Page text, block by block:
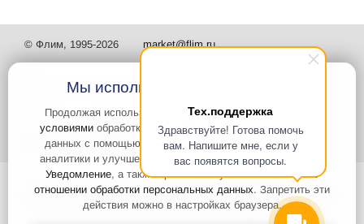
Тех.поддержка
Здравствуйте! Готова помочь
вам. Напишите мне, если у
вас появятся вопросы.
© Флим, 1995-2026 market@flim.ru
Задать вопрос Контакты
Интернет-сайт носит информационный характер и не является
публичной офертой, которая определяется положениями статьи 437
Гражданского кодекса РФ. Информация о характеристиках и
Мы используем файлы Cookies
Продолжая использовать наш сайт, высоглашаетесь с
условиями обработки cookie-файлов и пользовательских
данных с помощью Яндекс.Метрика, необходимых для
аналитики и улучшения качества работы сайта и сервиса
Уведомление, а также принимаете условияПолитики в
отношении обработки персональных данных. Запретить эти
действия можно в настройках браузера.